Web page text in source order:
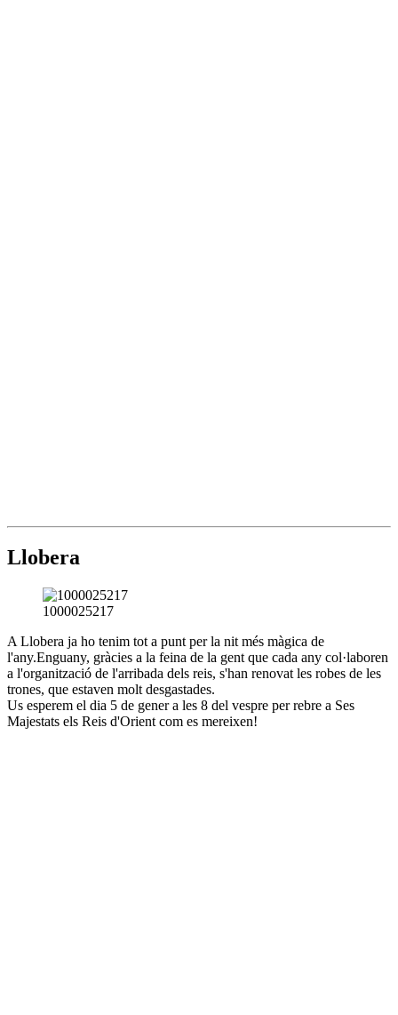
Llobera
1000025217
A Llobera ja ho tenim tot a punt per la nit més màgica de
l'any.Enguany, gràcies a la feina de la gent que cada any col·laboren
a l'organització de l'arribada dels reis, s'han renovat les robes de les
trones, que estaven molt desgastades.
Us esperem el dia 5 de gener a les 8 del vespre per rebre a Ses
Majestats els Reis d'Orient com es mereixen!